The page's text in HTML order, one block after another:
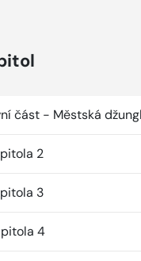
část - Městská
2
3
4